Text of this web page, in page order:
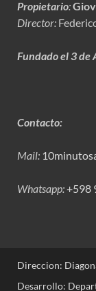
Propietario:
Director:
Fundado el 3 de
Contacto:
Mail:
Whatsapp:+598
Direccion:
Desarrollo: